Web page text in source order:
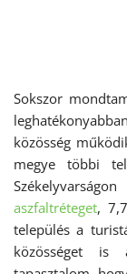
Sokszor
közösség
megye többi
aszfaltréteget,
település a
közösséget is